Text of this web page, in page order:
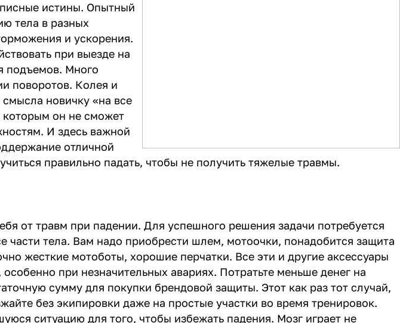
истины. Опытный
тела в разных
и ускорения.
при выезде на
подъемов. Много
поворотов. Колея и
новичку «на все
которым он не сможет
И здесь важной
отличной
правильно падать, чтобы не получить тяжелые травмы.
от травм при падении. Для успешного решения задачи потребуется
части тела. Вам надо приобрести шлем, мотоочки, понадобится защита
жесткие мотоботы, хорошие перчатки. Все эти и другие аксессуары
при незначительных авариях. Потратьте меньше денег на
сумму для покупки брендовой защиты. Этот как раз тот случай,
без экипировки даже на простые участки во время тренировок.
ситуацию для того, чтобы избежать падения. Мозг играет не